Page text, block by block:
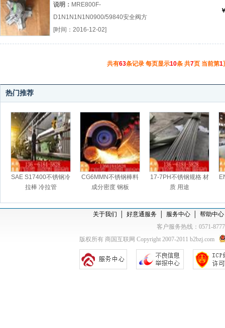
D1N1N1N1N0900/59840
说明： MRE800F-
D1N1N1N1N0900/59840安全阀方
向阀流量阀平衡阀柱塞泵齿轮泵厂
（...『安全阀方向阀』
[时间：2016-12-02]
共有63条记录 每页显示10条 共7页 当前第1
热门推荐
SAE S17400不锈钢冷
拉棒 冷拉管
CG6MMN不锈钢棒料
成分密度 钢板
17-7PH不锈钢规格 材
质 用途
关于我们 好意通服务 服务中心
帮助中心
客户服务热线：0571-
版权所有 商国互联网 Copyright 2007-2011 b2bzj.com